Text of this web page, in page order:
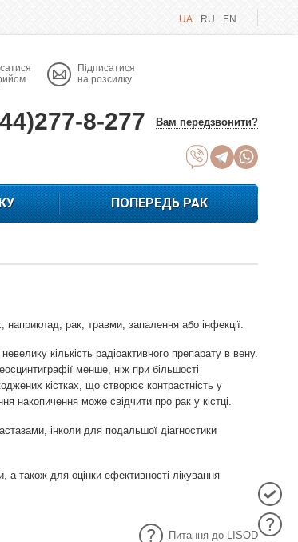
UA RU EN
Підписатися
на розсилку
8-277 Вам передзвонити?
ПОПЕРЕДЬ РАК
наприклад, рак, травми, запалення або інфекції.
кількість радіоактивного препарату в вену.
менше, ніж при більшості
кістках, що створює контрастність у
накопичення може свідчити про рак у кістці.
інколи для подальшої діагностики
а також для оцінки ефективності лікування
Питання до LISOD